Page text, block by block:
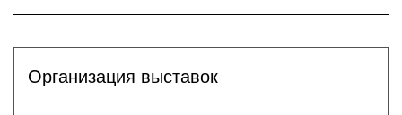
Организация выставок